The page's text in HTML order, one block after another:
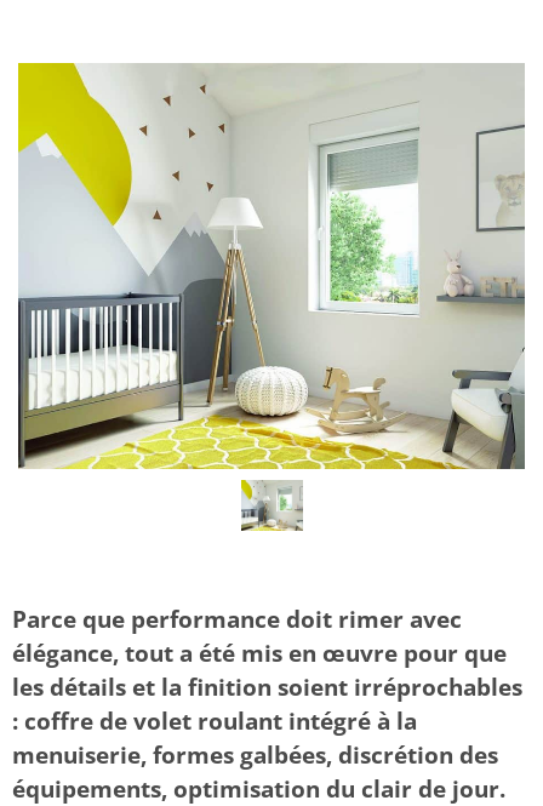
Parce que performance doit rimer avec
élégance, tout a été mis en œuvre pour que
les détails et la finition soient irréprochables
: coffre de volet roulant intégré à la
menuiserie, formes galbées, discrétion des
équipements, optimisation du clair de jour.